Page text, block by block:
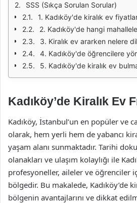
SSS (Sıkça Sorulan Sorular)
1. Kadıköy'de kiralık ev
2. Kadıköy'de hangi
3. Kiralık ev ararken nelere
4. Kadıköy'de öğrencilere yönelik
5. Kadıköy'de kiralık ev
Kadıköy’de Kiralık Ev
Kadıköy, İstanbul’un en popüler ve
olarak, hem yerli hem de yabancı
yaşam alanı sunmaktadır. Tarihi
olanakları ve ulaşım kolaylığı ile
profesyoneller, aileler ve öğrenciler
bölgedir. Bu makalede, Kadıköy’de
bölgenin avantajlarını ve dikkat